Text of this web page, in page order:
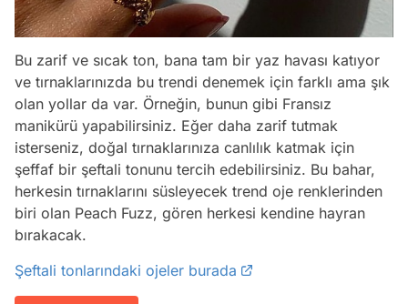
Bu zarif ve sıcak ton, bana tam bir yaz havası katıyor
ve tırnaklarınızda bu trendi denemek için farklı ama şık
olan yollar da var. Örneğin, bunun gibi Fransız
manikürü yapabilirsiniz. Eğer daha zarif tutmak
isterseniz, doğal tırnaklarınıza canlılık katmak için
şeffaf bir şeftali tonunu tercih edebilirsiniz. Bu bahar,
herkesin tırnaklarını süsleyecek trend oje renklerinden
biri olan Peach Fuzz, gören herkesi kendine hayran
bırakacak.
Şeftali tonlarındaki ojeler burada